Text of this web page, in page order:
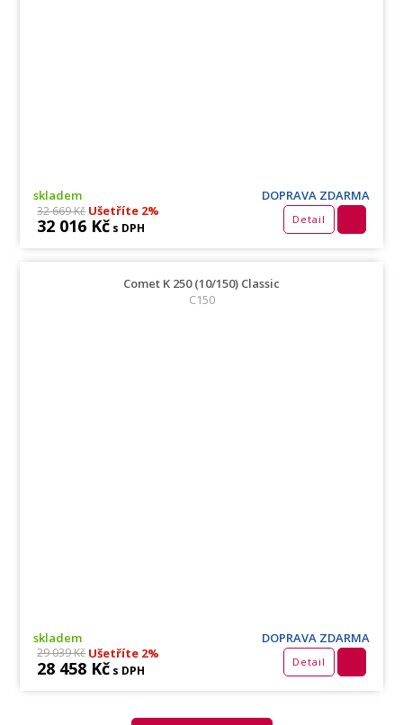
skladem DOPRAVA ZDARMA
32 669 KčUšetříte 2%
32 016 Kč s DPH
Detail
Comet K 250 (10/150) Classic
C150
skladem DOPRAVA ZDARMA
29 039 KčUšetříte 2%
28 458 Kč s DPH
Detail